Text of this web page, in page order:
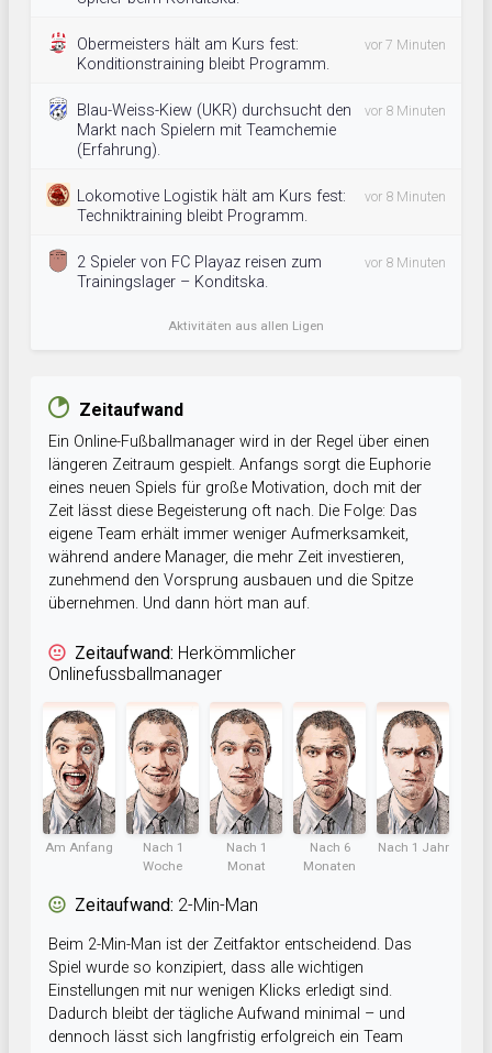
Obermeisters hält am Kurs fest:
Konditionstraining bleibt Programm.
vor 7 Minuten
Blau-Weiss-Kiew (UKR) durchsucht den
Markt nach Spielern mit Teamchemie
(Erfahrung).
vor 8 Minuten
Lokomotive Logistik hält am Kurs fest:
Techniktraining bleibt Programm.
vor 8 Minuten
2 Spieler von FC Playaz reisen zum
Trainingslager – Konditska.
vor 8 Minuten
Aktivitäten aus allen Ligen
Zeitaufwand
Ein Online-Fußballmanager wird in der Regel über einen
längeren Zeitraum gespielt. Anfangs sorgt die Euphorie
eines neuen Spiels für große Motivation, doch mit der
Zeit lässt diese Begeisterung oft nach. Die Folge: Das
eigene Team erhält immer weniger Aufmerksamkeit,
während andere Manager, die mehr Zeit investieren,
zunehmend den Vorsprung ausbauen und die Spitze
übernehmen. Und dann hört man auf.
Zeitaufwand: Herkömmlicher
Onlinefussballmanager
Am Anfang
Nach 1
Woche
Nach 1
Monat
Nach 6
Monaten
Nach 1 Jahr
Zeitaufwand: 2-Min-Man
Beim 2-Min-Man ist der Zeitfaktor entscheidend. Das
Spiel wurde so konzipiert, dass alle wichtigen
Einstellungen mit nur wenigen Klicks erledigt sind.
Dadurch bleibt der tägliche Aufwand minimal – und
dennoch lässt sich langfristig erfolgreich ein Team